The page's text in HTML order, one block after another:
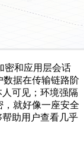
和应用层会话
数据在传输链路阶
可见；环境强隔
，就好像一座安全
助用户查看几乎